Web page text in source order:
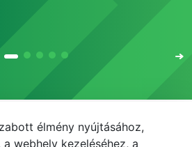
NEPTUN E-learning
élmény nyújtásához,
webhely kezeléséhez, a